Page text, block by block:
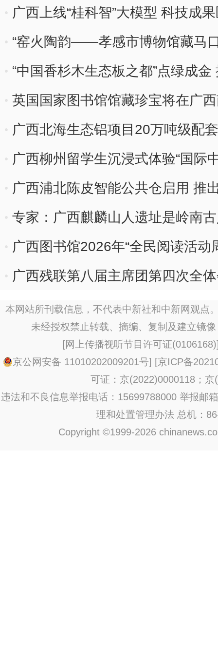
广西上线“桂科智”大模型 科技成
“窑火陶韵——孝感市博物馆藏马
“中国香杉木生态板之都”点绿成
英国国家图书馆馆藏珍宝将在广
广西北海生态铝项目20万吨级配
广西柳州留学生沉浸式体验“国际
广西浦北陈皮智能公共仓启用 推
专家：广西麒麟山人遗址是岭南
广西图书馆2026年“全民阅读活动
广西残联第八届主席团第四次全
本网站所刊载信息，不代表中新社和中新网观点
未经授权禁止转载、摘编、复制及建立镜
[网上传播视听节目许可证(0106168)
京公网安备 11010202009201号] [京ICP备
可证：京(2022)0000118；京
违法和不良信息举报电话：15699788000 举报邮
理和处置管理办法 总机：
Copyright ©1999-2026